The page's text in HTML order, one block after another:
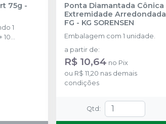
75g -
1
10
Ponta Diamantada Cônica
Extremidade Arredondada
FG - KG SORENSEN
Embalagem com 1 unidade.
a partir de:
R$ 10,64 no Pix
ou R$ 11,20 nas demais
condições
Qtd :